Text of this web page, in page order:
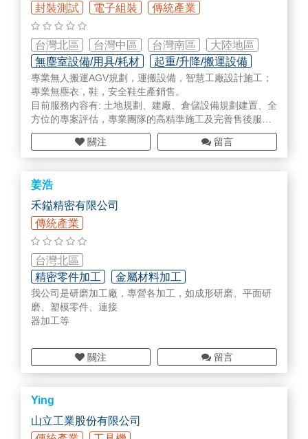
封裝測試
電子組裝 傳統產業
台灣北區 台灣中區 台灣南區
大陸地區
無塵室設備/用具/耗材
起重/升降/搬運設備
智慧工廠規劃/設備/部品
專業無人搬運AGV規劃，運搬設備，智慧工廠設計施工；
專業無塵衣，鞋，安全鞋生產銷售。
目前服務內容有: 土地規劃、建廠、倉儲設備規劃建置、全
方位的專案評估，專業團隊的高精準施工及完善售後服務
等等…。
關注
留言
姜浩
禾鎰精密有限公司
傳統產業
台灣北區
精密零件加工
金屬材料加工
我公司是研磨加工廠，專營各加工，如成形研磨、平面研
磨、塑模零件、連接
器加工等
關注 留言
Ying
山立工業股份有限公司